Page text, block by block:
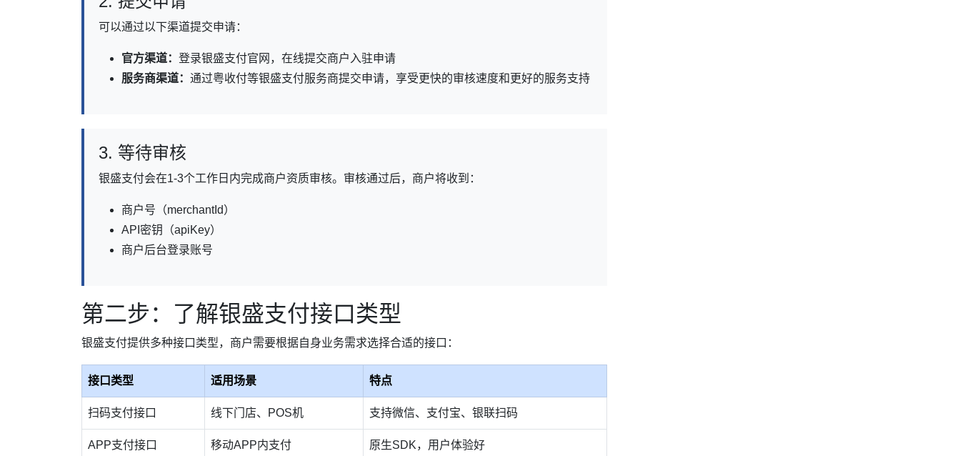
可以通过以下渠道提交申请：
官方渠道： 登录银盛支付官网，在线提交商户入驻申请
服务商渠道： 通过粤收付等银盛支付服务商提交申请，享受更快的审核速度和更好的服务支持
3. 等待审核
银盛支付会在1-3个工作日内完成商户资质审核。审核通过后，商户将收到：
商户号（merchantId）
API密钥（apiKey）
商户后台登录账号
第二步：了解银盛支付接口类型
银盛支付提供多种接口类型，商户需要根据自身业务需求选择合适的接口：
接口类型 适用场景 特点
扫码支付接口 线下门店、POS机 支持微信、支付宝、银联扫码
APP支付接口 移动APP内支付 原生SDK，用户体验好